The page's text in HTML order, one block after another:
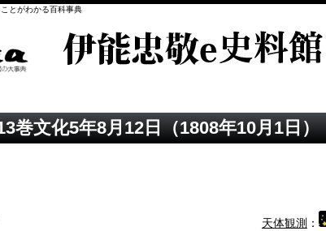
とがわかる百科事典
巻文化5年8月12日（1808年10月1日）
天体観測 ：